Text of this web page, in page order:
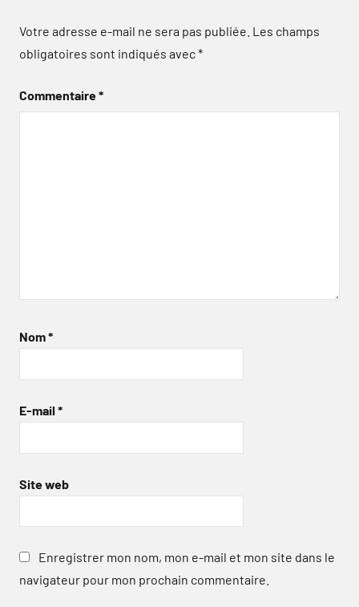
Votre adresse e-mail ne sera pas publiée. Les champs
obligatoires sont indiqués avec*
Commentaire*
Nom*
E-mail *
Site web
Enregistrer mon nom, mon e-mail et mon site dans le
navigateur pour mon prochain commentaire.